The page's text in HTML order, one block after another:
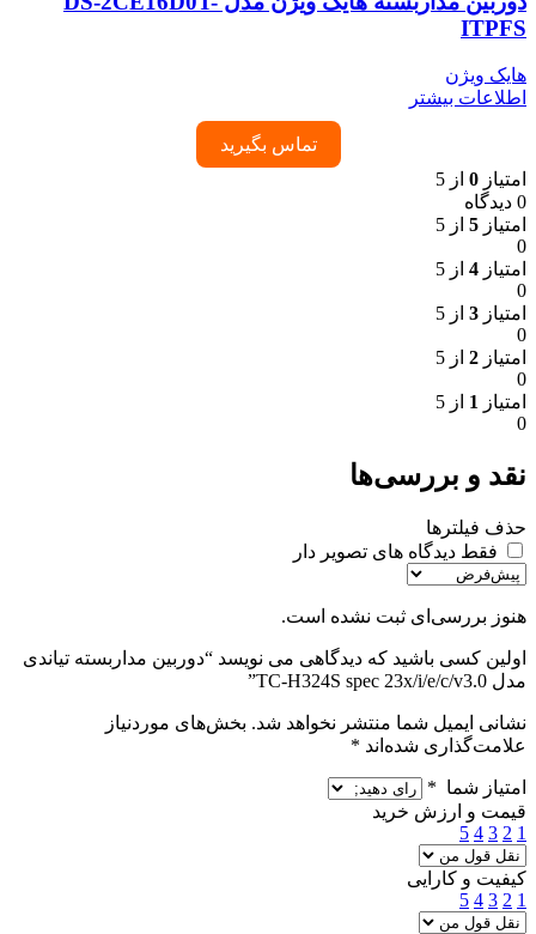
ITPFS
هایک ویژن
اطلاعات بیشتر
تماس بگیرید
امتیاز 0 از 5
0 دیدگاه
امتیاز 5 از 5
0
امتیاز 4 از 5
0
امتیاز 3 از 5
0
امتیاز 2 از 5
0
امتیاز 1 از 5
0
نقد و بررسی‌ها
حذف فیلترها
فقط دیدگاه های تصویر دار
هنوز بررسی‌ای ثبت نشده است.
اولین کسی باشید که دیدگاهی می نویسد “دوربین مداربسته تیاندی
مدل TC-H324S spec 23x/i/e/c/v3.0”
نشانی ایمیل شما منتشر نخواهد شد. بخش‌های موردنیاز
علامت‌گذاری شده‌اند *
امتیاز شما *
قیمت و ارزش خرید
1
2
3
4
5
کیفیت و کارایی
1
2
3
4
5